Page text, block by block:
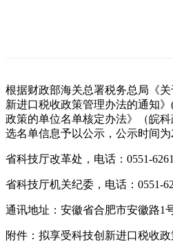
根据财政部海关总署税务总局《
新进口税收政策管理办法的通知
政策的单位名单核定办法》（皖
选名单信息予以公示，公示时间
省科技厅改革处，电话：0551-
省科技厅机关纪委，电话：0551-
通讯地址：安徽省合肥市安徽路1
附件：拟享受科技创新进口税收